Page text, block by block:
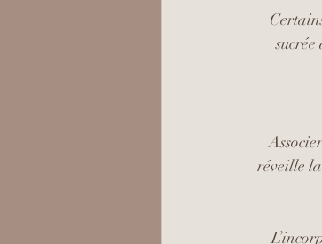
réveille